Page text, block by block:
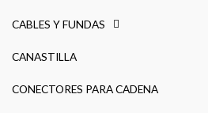
CABLES Y FUNDAS
CANASTILLA
CONECTORES PARA CADENA